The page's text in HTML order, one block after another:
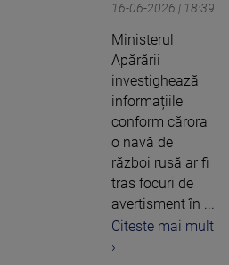
16-06-2026 | 18:39
Ministerul
Apărării
investighează
informațiile
conform cărora
o navă de
război rusă ar fi
tras focuri de
avertisment în ...
Citeste mai mult
›